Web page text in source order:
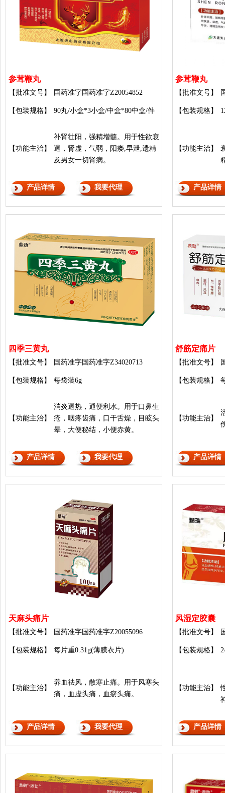
参茸鞭丸
【批准文号】 国药准字国药准字Z20054852
【包装规格】 90丸/小盒*3小盒/中盒*80中盒/件
【功能主治】
补肾壮阳，强精增髓。用于性欲衰
退，肾虚，气弱，阳痿,早泄,遗精
及男女一切肾病。
产品详情 我要代理
参茸鞭丸
【批准文号】
【包装规格】
【功能主治】
产品详情
四季三黄丸
【批准文号】 国药准字国药准字Z34020713
【包装规格】 每袋装6g
【功能主治】
消炎退热，通便利水。用于口鼻生
疮，咽疼齿痛，口干舌燥，目眩头
晕，大便秘结，小便赤黄。
产品详情 我要代理
舒筋定痛片
【批准文号】
【包装规格】
【功能主治】
产品详情
天麻头痛片
【批准文号】 国药准字国药准字Z20055096
【包装规格】 每片重0.31g(薄膜衣片)
【功能主治】
养血祛风，散寒止痛。用于风寒头
痛，血虚头痛，血瘀头痛。
产品详情 我要代理
风湿定胶囊
【批准文号】
【包装规格】
【功能主治】
产品详情